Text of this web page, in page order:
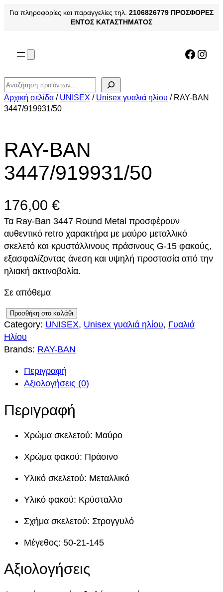
Μετάβαση
Για πληροφορίες και παραγγελίες τηλ. 2106826779 ΠΡΟΣΦΟΡΕΣ
ΕΝΤΟΣ ΚΑΤΑΣΤΗΜΑΤΟΣ
Αναζήτηση
Αρχική σελίδα / UNISEX / Unisex γυαλιά ηλίου / RAY-BAN
3447/919931/50
RAY-BAN
3447/919931/50
176,00 €
Τα Ray-Ban 3447 Round Metal προσφέρουν
αυθεντικό retro χαρακτήρα με μαύρο μεταλλικό
σκελετό και κρυστάλλινους πράσινους G-15 φακούς,
εξασφαλίζοντας άνεση και υψηλή προστασία από την
ηλιακή ακτινοβολία.
Σε απόθεμα
A
Y
-
4
0
π
Προσθήκη στο καλάθι
Category: UNISEX, Unisex γυαλιά ηλίου, Γυαλιά
Ηλίου
Brands: RAY-BAN
Περιγραφή
Αξιολογήσεις (0)
Περιγραφή
Χρώμα σκελετού: Μαύρο
Χρώμα φακού: Πράσινο
Υλικό σκελετού: Μεταλλικό
Υλικό φακού: Κρύσταλλο
Σχήμα σκελετού: Στρογγυλό
Μέγεθος: 50-21-145
Αξιολογήσεις